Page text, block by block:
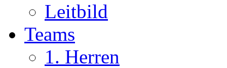
Leitbild
Teams
1. Herren